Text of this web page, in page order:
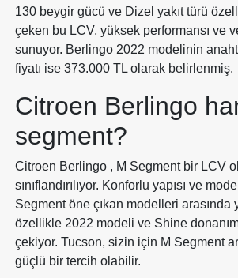
130 beygir gücü ve Dizel yakıt türü
çeken bu LCV, yüksek performansı ve
sunuyor. Berlingo 2022 modelinin
fiyatı ise 373.000 TL olarak belirlenmiş.
Citroen Berlingo
segment?
Citroen Berlingo , M Segment bir LCV
sınıflandırılıyor. Konforlu yapısı ve
Segment öne çıkan modelleri arasında
özellikle 2022 modeli ve Shine
çekiyor. Tucson, sizin için M Segment
güçlü bir tercih olabilir.